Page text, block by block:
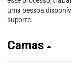
uma pessoa
suporte.
Camas